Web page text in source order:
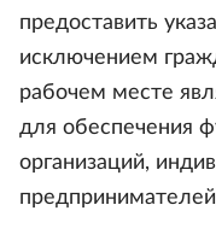
предоставить
исключением
рабочем месте
для обеспечения
организаций,